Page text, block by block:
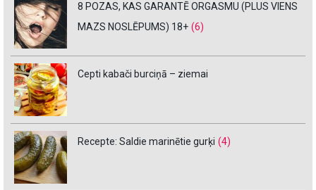
8 POZAS, KAS GARANTĒ ORGASMU (PLUS VIENS
MAZS NOSLĒPUMS) 18+ (6)
Cepti kabači burciņā – ziemai
Recepte: Saldie marinētie gurķi (4)